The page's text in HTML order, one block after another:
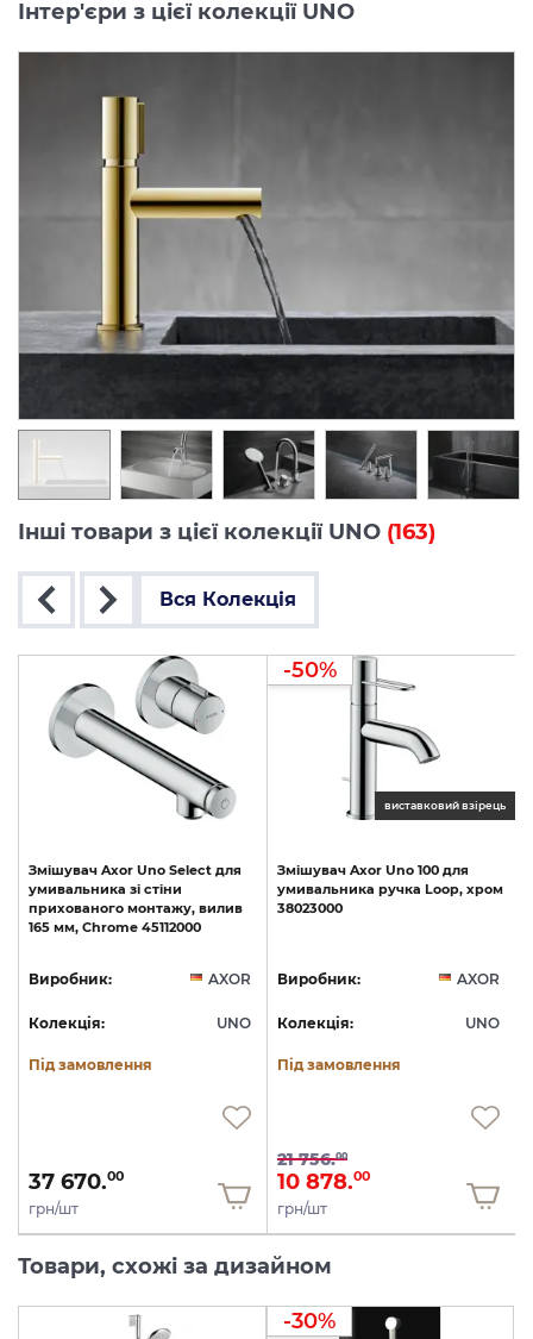
Інтер'єри з цієї колекції UNO
Інші товари з цієї колекції UNO (163)
Вся Колекція
Змішувач Axor Uno Select для
умивальника зі стіни
прихованого монтажу, вилив
165 мм, Chrome 45112000
Виробник: AXOR
Колекція: UNO
Під замовлення
37 670.00
грн/шт
виставковий взірець
-50%
Змішувач Axor Uno 100 для
умивальника ручка Loop, хром
38023000
Виробник: AXOR
Колекція: UNO
Під замовлення
21 756.00
10 878.00
грн/шт
Товари, схожі за дизайном
-30%